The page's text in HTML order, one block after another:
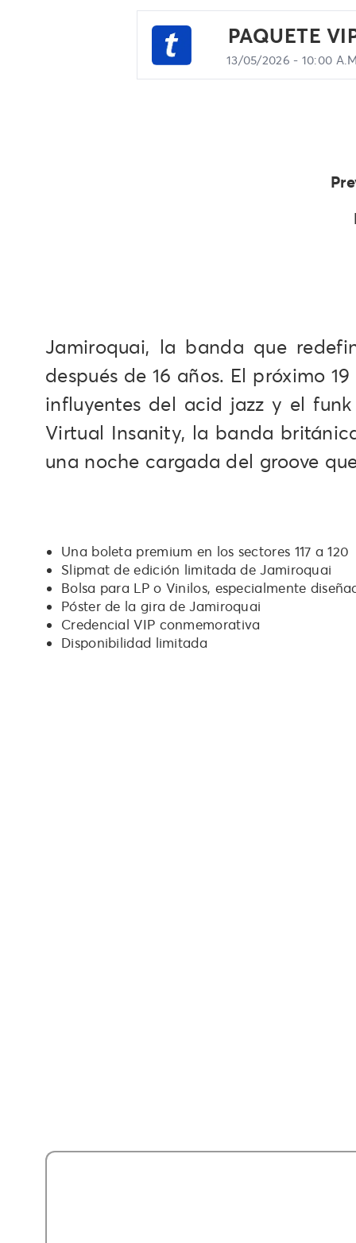
PAQUETE
13/05/2026 - 10:00
Jamiroquai, la banda que
después de 16 años. El próximo
influyentes del acid jazz y el
Virtual Insanity, la banda
una noche cargada del groove
Una boleta premium en los sectores 117 a 120
Slipmat de edición limitada de Jamiroquai
Bolsa para LP o Vinilos, especialmente
Póster de la gira de Jamiroquai
Credencial VIP conmemorativa
Disponibilidad limitada